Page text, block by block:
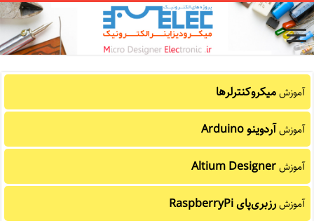
آموزشمیکروکنترلرها
آموزشآردوینو Arduino
آموزشAltium Designer
آموزشرزبری‌پای RaspberryPi